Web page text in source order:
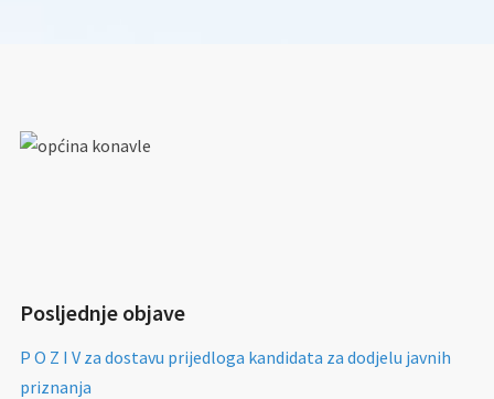
Posljednje objave
P O Z I V za dostavu prijedloga kandidata za dodjelu javnih
priznanja